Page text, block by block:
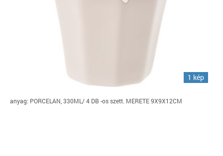
1 kép
anyag: PORCELÁN, 330ML/ 4 DB -os szett. MÉRETE 9X9X12CM